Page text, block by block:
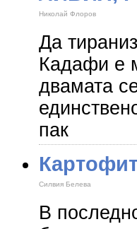
Николай Флоров
Да
Кадафи е
двамата
пак
Силвия Белева
В